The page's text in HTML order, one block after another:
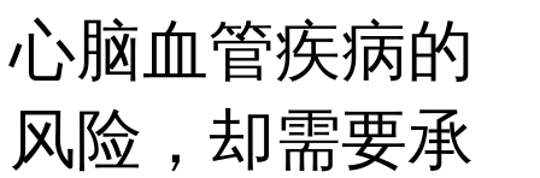
心脑血管疾病的
风险，却需要承